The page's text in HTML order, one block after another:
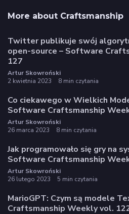
More about Craftsmanship
Twitter publikuje swój
open-source – Software
127
Artur Skowroński
2 kwietnia 2023
8 min czytania
Co ciekawego w Wielkich
Software Craftsmanship
Artur Skowroński
26 marca 2023
8 min czytania
Jak programowało się gry na
Software Craftsmanship
Artur Skowroński
26 lutego 2023
5 min czytania
MarioGPT: Czym są modele
Craftsmanship Weekly vol.